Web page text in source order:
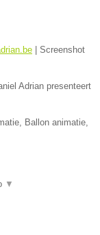
Screenshot
Adrian presenteert
Ballon animatie,
▼